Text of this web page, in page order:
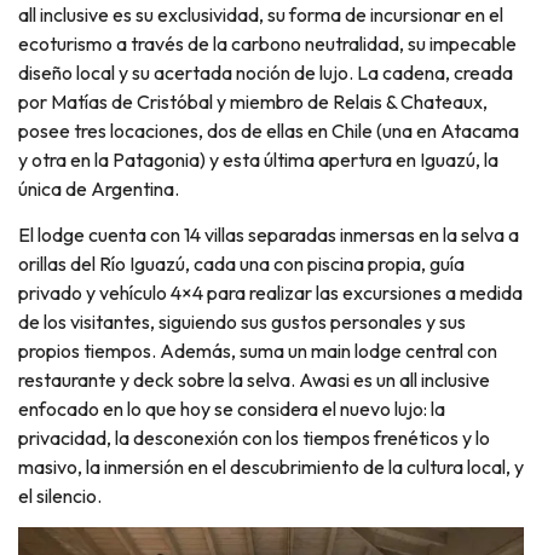
all inclusive es su exclusividad, su forma de incursionar en el
ecoturismo a través de la carbono neutralidad, su impecable
diseño local y su acertada noción de lujo. La cadena, creada
por Matías de Cristóbal y miembro de Relais & Chateaux,
posee tres locaciones, dos de ellas en Chile (una en Atacama
y otra en la Patagonia) y esta última apertura en Iguazú, la
única de Argentina.
El lodge cuenta con 14 villas separadas inmersas en la selva a
orillas del Río Iguazú, cada una con piscina propia, guía
privado y vehículo 4×4 para realizar las excursiones a medida
de los visitantes, siguiendo sus gustos personales y sus
propios tiempos. Además, suma un main lodge central con
restaurante y deck sobre la selva. Awasi es un all inclusive
enfocado en lo que hoy se considera el nuevo lujo: la
privacidad, la desconexión con los tiempos frenéticos y lo
masivo, la inmersión en el descubrimiento de la cultura local, y
el silencio.